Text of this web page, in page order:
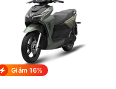
Giảm 16%